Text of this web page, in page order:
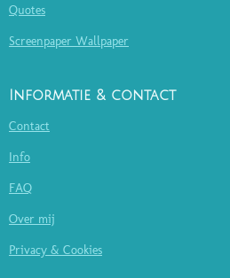
Quotes
Screenpaper Wallpaper
Informatie & contact
Contact
Info
FAQ
Over mij
Privacy & Cookies